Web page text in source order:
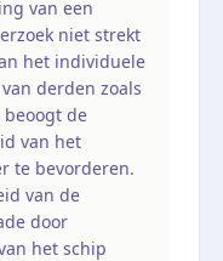
van een
niet strekt
het individuele
derden zoals
beoogt de
van het
te bevorderen.
van de
door
het schip